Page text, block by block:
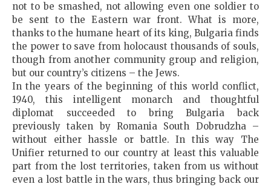
not to be smashed, not allowing even one soldier to
be sent to the Eastern war front. What is more,
thanks to the humane heart of its king, Bulgaria finds
the power to save from holocaust thousands of souls,
though from another community group and religion,
but our country’s citizens – the Jews.
In the years of the beginning of this world conflict,
1940, this intelligent monarch and thoughtful
diplomat succeeded to bring Bulgaria back
previously taken by Romania South Dobrudzha –
without either hassle or battle. In this way The
Unifier returned to our country at least this valuable
part from the lost territories, taken from us without
even a lost battle in the wars, thus bringing back our